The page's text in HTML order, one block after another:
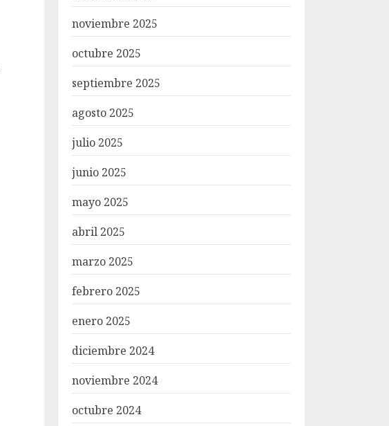
noviembre 2025
octubre 2025
septiembre 2025
agosto 2025
julio 2025
junio 2025
mayo 2025
abril 2025
marzo 2025
febrero 2025
enero 2025
diciembre 2024
noviembre 2024
octubre 2024